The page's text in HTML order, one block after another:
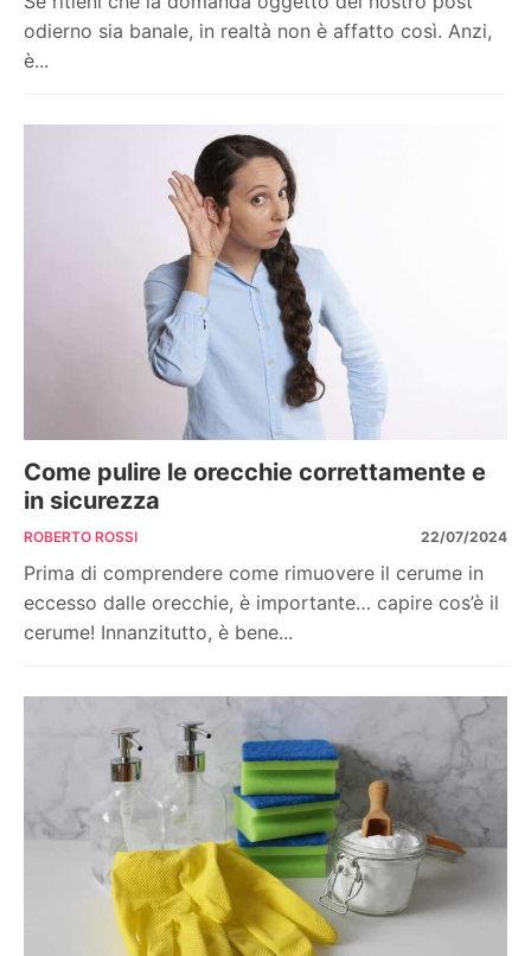
odierno sia banale, in realtà non è affatto così. Anzi,
è...
Come pulire le orecchie correttamente e
in sicurezza
ROBERTO ROSSI 22/07/2024
Prima di comprendere come rimuovere il cerume in
eccesso dalle orecchie, è importante… capire cos’è il
cerume! Innanzitutto, è bene...